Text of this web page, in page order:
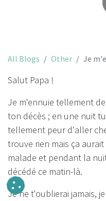
All Blogs Other Je
Salut Papa !
Je m'ennuie tellement
ton décès ; en une nuit
tellement peur d'aller
trouve rien mais ça
malade et pendant la
décédé ce matin-là.
Je ne t'oublierai jamais,